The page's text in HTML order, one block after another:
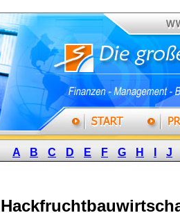
A B C D E F G H J